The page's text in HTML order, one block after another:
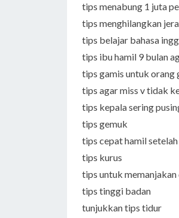
tips menabung 1 juta
tips menghilangkan
tips belajar bahasa
tips ibu hamil 9 bulan
tips gamis untuk orang
tips agar miss v tidak
tips kepala sering
tips gemuk
tips cepat hamil
tips kurus
tips untuk
tips tinggi badan
tunjukkan tips tidur